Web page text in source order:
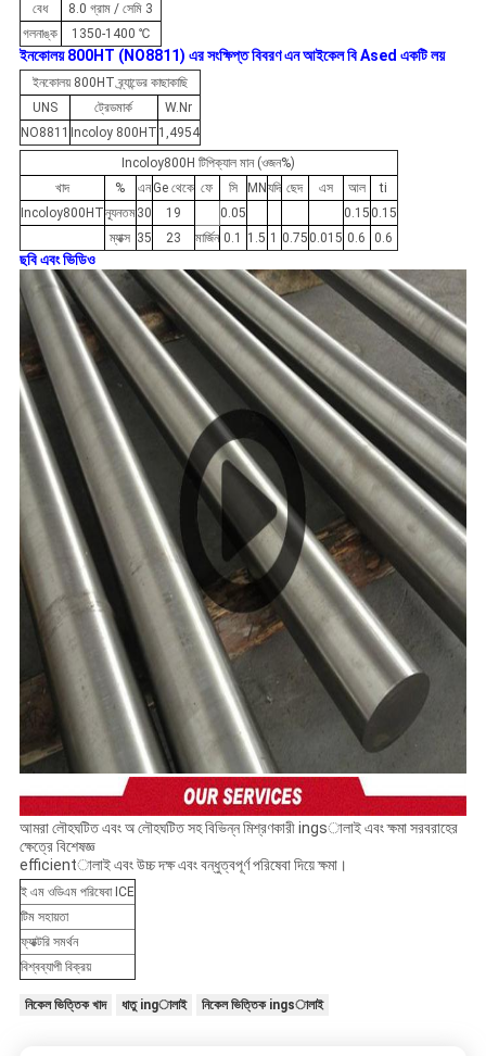
বেধ
8.0 গ্রাম / সেমি 3
গলনাঙ্ক
1350-1400 ℃
ইনকোলয় 800HT (NO8811) এরসংক্ষিপ্ত বিবরণএনআইকেলবিAsed একটিলয়
ইনকোলয় 800HT ব্র্যান্ডের কাছাকাছি
UNS
ট্রেডমার্ক
W.Nr
NO8811 Incoloy 800HT 1,4954
Incoloy800H টিপিক্যাল মান (ওজন%)
খাদ
% এন Ge থেকে ফে সি MN যদি ছেদ এস আল
ti
Incoloy800HTন্যূনতম30 19 0.05 0.15 0.15
ম্যাক্স 35 23 মার্জিন 0.1 1.5 1 0.75 0.015 0.6 0.6
ছবি এবং ভিডিও
আমরা লৌহঘটিত এবং অ লৌহঘটিত সহ বিভিন্ন মিশ্রণকারী ingsালাই এবং ক্ষমা সরবরাহের
ক্ষেত্রে বিশেষজ্ঞ
efficientালাই এবং উচ্চ দক্ষ এবং বন্ধুত্বপূর্ণ পরিষেবা দিয়ে ক্ষমা।
ই এম ওডিএম পরিষেবা ICE
টিম সহায়তা
ফ্যাক্টরি সমর্থন
বিশ্বব্যাপী বিক্রয়
নিকেল ভিত্তিক খাদ ধাতু ingালাই নিকেল ভিত্তিক ingsালাই